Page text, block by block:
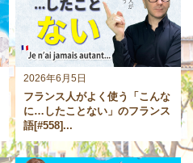
2026年6月5日
フランス人がよく使う「こんな
に…したことない」のフランス
語[#558]...